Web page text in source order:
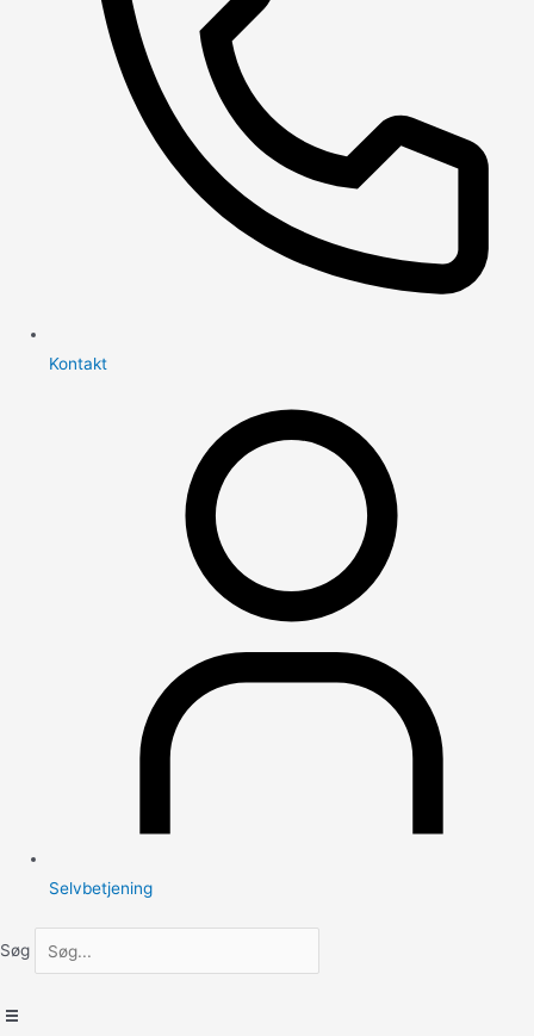
Kontakt
Selvbetjening
Søg